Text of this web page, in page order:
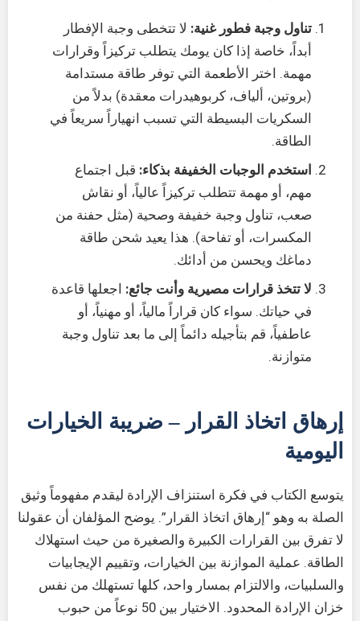
تناول وجبة فطور غنية: لا تتخطى وجبة الإفطار
أبداً، خاصة إذا كان يومك يتطلب تركيزاً وقرارات
مهمة. اختر الأطعمة التي توفر طاقة مستدامة
(بروتين، ألياف، كربوهيدرات معقدة) بدلاً من
السكريات البسيطة التي تسبب انهياراً سريعاً في
الطاقة.
استخدم الوجبات الخفيفة بذكاء: قبل اجتماع
مهم، أو مهمة تتطلب تركيزاً عالياً، أو نقاش
صعب، تناول وجبة خفيفة وصحية (مثل حفنة من
المكسرات، أو تفاحة). هذا يعيد شحن طاقة
دماغك ويحسن من أدائك.
لا تتخذ قرارات مصيرية وأنت جائع: اجعلها قاعدة
في حياتك. سواء كان قراراً مالياً، أو مهنياً، أو
عاطفياً، قم بتأجيله دائماً إلى ما بعد تناول وجبة
متوازنة.
إرهاق اتخاذ القرار – ضريبة الخيارات
اليومية
يتوسع الكتاب في فكرة استنزاف الإرادة ليقدم مفهوماً وثيق
الصلة به وهو “إرهاق اتخاذ القرار”. يوضح المؤلفان أن عقولنا
لا تفرق بين القرارات الكبيرة والصغيرة من حيث استهلاك
الطاقة. عملية الموازنة بين الخيارات، وتقييم الإيجابيات
والسلبيات، والالتزام بمسار واحد، كلها تستهلك من نفس
خزان الإرادة المحدود. الاختيار بين 50 نوعاً من حبوب